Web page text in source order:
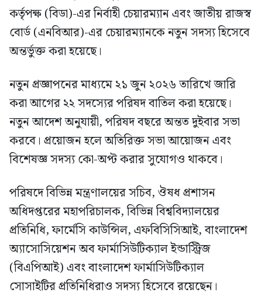
কর্তৃপক্ষ (বিডা)-এর নির্বাহী চেয়ারম্যান এবং জাতীয় রাজস্ব
বোর্ড (এনবিআর)-এর চেয়ারম্যানকে নতুন সদস্য হিসেবে
অন্তর্ভুক্ত করা হয়েছে।
নতুন প্রজ্ঞাপনের মাধ্যমে ২১ জুন ২০২৬ তারিখে জারি
করা আগের ২২ সদস্যের পরিষদ বাতিল করা হয়েছে।
নতুন আদেশ অনুযায়ী, পরিষদ বছরে অন্তত দুইবার সভা
করবে। প্রয়োজন হলে অতিরিক্ত সভা আয়োজন এবং
বিশেষজ্ঞ সদস্য কো-অপ্ট করার সুযোগও থাকবে।
পরিষদে বিভিন্ন মন্ত্রণালয়ের সচিব, ঔষধ প্রশাসন
অধিদপ্তরের মহাপরিচালক, বিভিন্ন বিশ্ববিদ্যালয়ের
প্রতিনিধি, ফার্মেসি কাউন্সিল, এফবিসিসিআই, বাংলাদেশ
অ্যাসোসিয়েশন অব ফার্মাসিউটিক্যাল ইন্ডাস্ট্রিজ
(বিএপিআই) এবং বাংলাদেশ ফার্মাসিউটিক্যাল
সোসাইটির প্রতিনিধিরাও সদস্য হিসেবে রয়েছেন।